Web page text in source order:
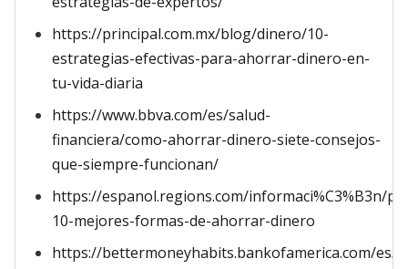
https://principal.com.mx/blog/dinero/10-
estrategias-efectivas-para-ahorrar-dinero-en-
tu-vida-diaria
https://www.bbva.com/es/salud-
financiera/como-ahorrar-dinero-siete-consejos-
que-siempre-funcionan/
https://espanol.regions.com/informaci%C3%B3n/
10-mejores-formas-de-ahorrar-dinero
https://bettermoneyhabits.bankofamerica.com/es/